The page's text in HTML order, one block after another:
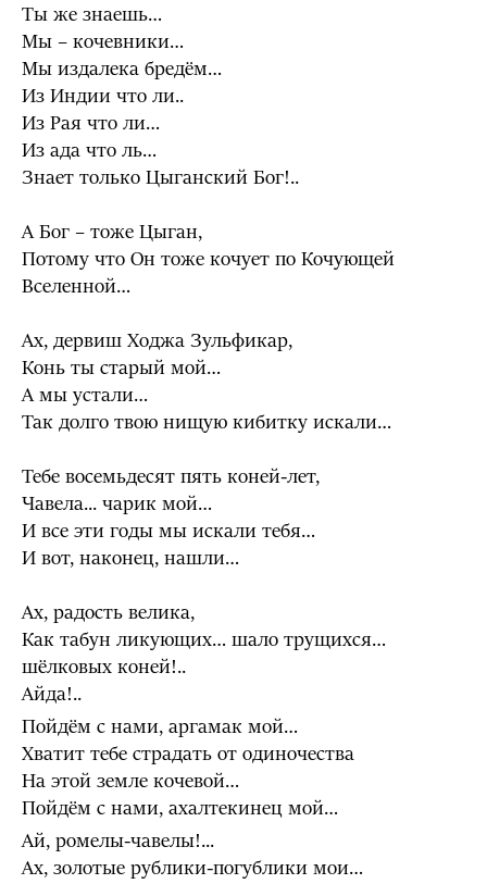
Ты же знаешь…
Мы – кочевники…
Мы издалека бредём…
Из Индии что ли..
Из Рая что ли…
Из ада что ль…
Знает только Цыганский Бог!..
А Бог – тоже Цыган,
Потому что Он тоже кочует по Кочующей
Вселенной…
Ах, дервиш Ходжа Зульфикар,
Конь ты старый мой…
А мы устали…
Так долго твою нищую кибитку искали…
Тебе восемьдесят пять коней-лет,
Чавела... чарик мой…
И все эти годы мы искали тебя…
И вот, наконец, нашли…
Ах, радость велика,
Как табун ликующих… шало трущихся…
шёлковых коней!..
Айда!..
Пойдём с нами, аргамак мой…
Хватит тебе страдать от одиночества
На этой земле кочевой…
Пойдём с нами, ахалтекинец мой…
Ай, ромелы-чавелы!...
Ах, золотые рублики-погублики мои…